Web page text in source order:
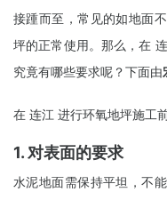
接踵而至，常见的如地面
坪的正常使用。那么，在
究竟有哪些要求呢？下面由
在 连江 进行环氧地坪施工
1. 对表面的要求
水泥地面需保持平坦，不